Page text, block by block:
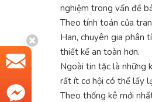
nghiệm trong vấn đề
Theo tính toán của
Han, chuyên gia phân
thiết kế an toàn hơn.
Ngoài tin tặc là những
rất ít cơ hội có thể lấy
Theo thống kê mới